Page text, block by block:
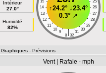
Intérieur
27.0°
Humidité
82%
15
25
14
26
13
27
12
28
11
29
10
30
9 31
|
8 32
↑24.2° ↓23.4°
0.3° ↗
Graphiques - Prévisions
Vent | Rafale - mph